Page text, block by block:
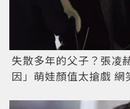
失散多年的父子？張凌
因」萌娃顏值太搶戲